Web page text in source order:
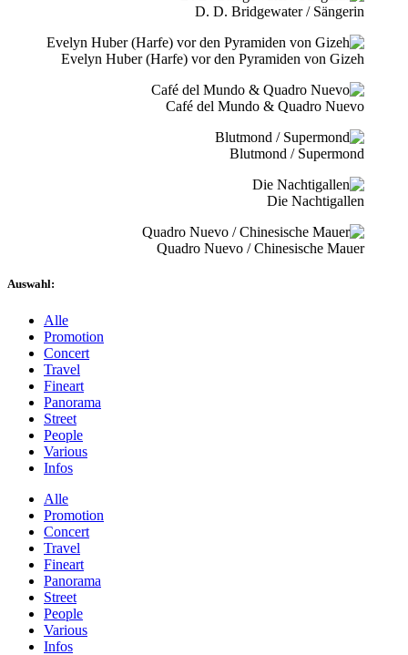
D. D. Bridgewater / Sängerin
Evelyn Huber (Harfe) vor den Pyramiden von Gizeh
Café del Mundo & Quadro Nuevo
Blutmond / Supermond
Die Nachtigallen
Quadro Nuevo / Chinesische Mauer
Auswahl:
Alle
Promotion
Concert
Travel
Fineart
Panorama
Street
People
Various
Infos
Alle
Promotion
Concert
Travel
Fineart
Panorama
Street
People
Various
Infos